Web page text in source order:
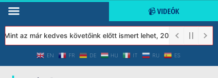
📹 VIDEÓK
az már kedves követőink előtt ismert lehet, 2023-tól a
EN FR DE HU IT RU ES